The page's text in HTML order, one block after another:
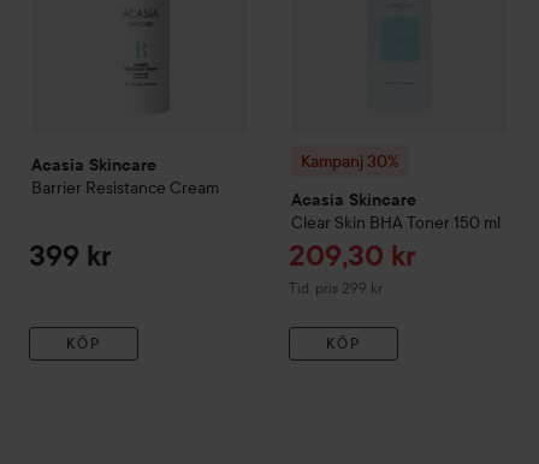
Acasia Skincare
Barrier Resistance Cream
399 kr
KÖP
Kampanj 30%
Acasia Skincare
Clear Skin BHA Toner 150 ml
Reapris
209,30 kr
Tid. pris 299 kr
Tidigare pris 299 kr
KÖP